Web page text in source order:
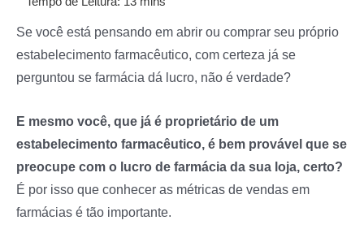
Se você está pensando em abrir ou comprar seu próprio
estabelecimento farmacêutico, com certeza já se
perguntou se farmácia dá lucro, não é verdade?
E mesmo você, que já é proprietário de um
estabelecimento farmacêutico, é bem provável que se
preocupe com o lucro de farmácia da sua loja, certo?
É por isso que conhecer as métricas de vendas em
farmácias é tão importante.